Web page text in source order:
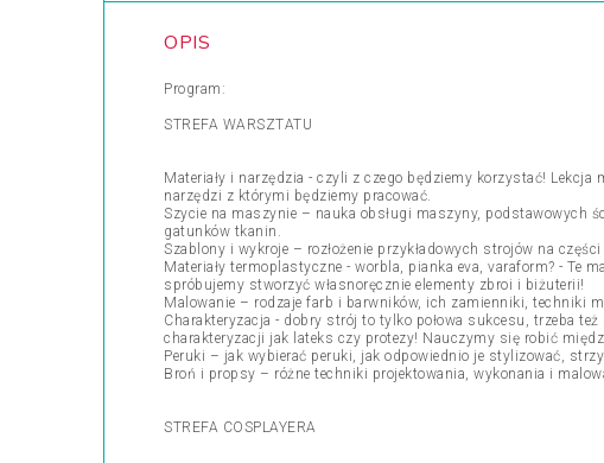
OPIS
Program:
STREFA WARSZTATU
Materiały i narzędzia - czyli z czego będziemy korzystać!
narzędzi z którymi będziemy pracować.
Szycie na maszynie – nauka obsługi maszyny, podstawowych
gatunków tkanin.
Szablony i wykroje – rozłożenie przykładowych strojów na
Materiały termoplastyczne - worbla, pianka eva, varaform? -
spróbujemy stworzyć własnoręcznie elementy zbroi i biżuterii!
Malowanie – rodzaje farb i barwników, ich zamienniki, techniki
Charakteryzacja - dobry strój to tylko połowa sukcesu, trzeba
charakteryzacji jak lateks czy protezy! Nauczymy się robić
Peruki – jak wybierać peruki, jak odpowiednio je stylizować,
Broń i propsy – różne techniki projektowania, wykonania i
STREFA COSPLAYERA